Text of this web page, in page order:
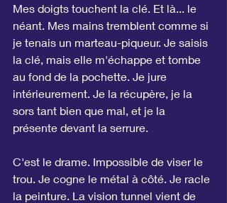
Mes doigts touchent la clé. Et là... le
néant. Mes mains tremblent comme si
je tenais un marteau-piqueur. Je saisis
la clé, mais elle m'échappe et tombe
au fond de la pochette. Je jure
intérieurement. Je la récupère, je la
sors tant bien que mal, et je la
présente devant la serrure.
C'est le drame. Impossible de viser le
trou. Je cogne le métal à côté. Je racle
la peinture. La vision tunnel vient de